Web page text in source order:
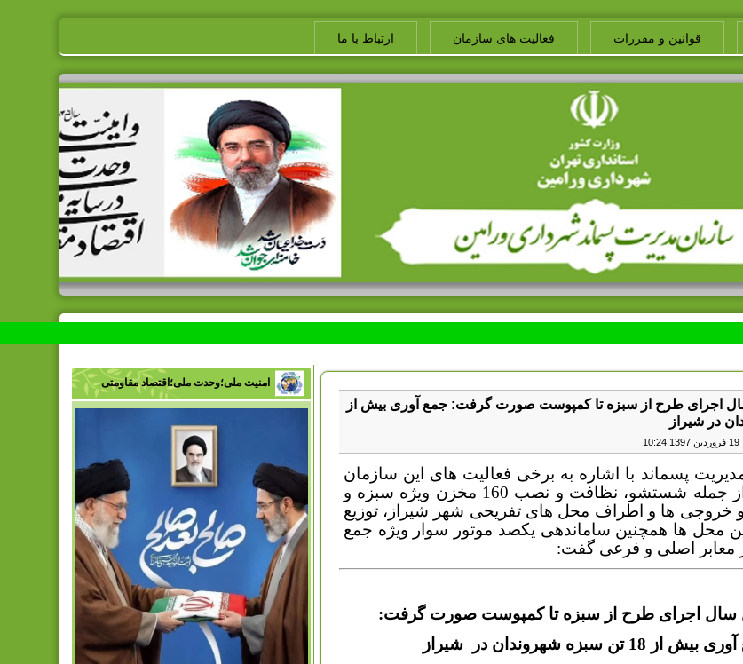
قوانین و مقررات فعالیت های سازمان ارتباط با ما
اجرای طرح از سبزه تا کمپوست صورت گرفت: جمع آوری بیش از
پسماند با اشاره به برخی فعالیت های این سازمان
در روز طبیعت از جمله شستشو، نظافت و نصب 160 مخزن ویژه سبزه و
و خروجی ها و اطراف محل های تفریحی شهر شیراز، توزیع
محل ها همچنین ساماندهی یکصد موتور سوار ویژه جمع
معابر اصلی و فرعی گفت:
سال اجرای طرح از سبزه تا کمپوست صورت گرفت:
از 18 تن سبزه شهروندان در شیراز
امنیت ملی؛وحدت ملی؛اقتصاد مقاومتی